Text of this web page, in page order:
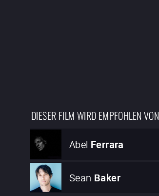
DIESER FILM WIRD EMPFOHLEN VON
Abel Ferrara
Sean Baker